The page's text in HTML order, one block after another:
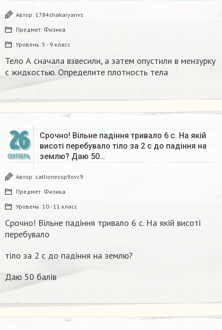
Автор: 1784shakaryanvs
Предмет: Физика
Уровень: 5 - 9 класс
Тело А сначала взвесили, а затем опустили в мензурку
с жидкостью. Определите плотность тела​
26
СЕНТЯБРЬ
Срочно! Вільне падіння тривало 6 с. На якій
висоті перебувало тіло за 2 с до падіння на
землю? Даю 50…
Автор: catlionessp9ovc9
Предмет: Физика
Уровень: 10 - 11 класс
Срочно! Вільне падіння тривало 6 с. На якій висоті
перебувало
тіло за 2 с до падіння на землю?
Даю 50 балів